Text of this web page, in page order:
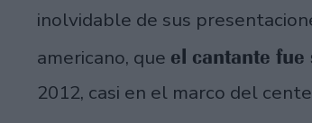
inolvidable de sus
americano, que el cantante
2012, casi en el marco del